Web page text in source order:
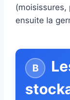
(moisissures,
ensuite la